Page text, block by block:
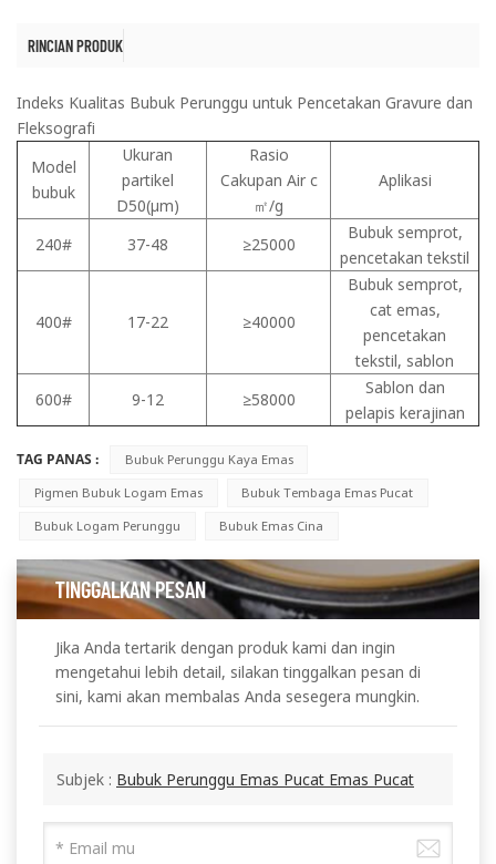
RINCIAN PRODUK
Indeks Kualitas Bubuk Perunggu untuk Pencetakan Gravure dan
Fleksografi
Model
bubuk
Ukuran
partikel
D50(μm)
Rasio
Cakupan Air c
㎡/g
Aplikasi
240# 37-48 ≥25000
Bubuk semprot,
pencetakan tekstil
400# 17-22 ≥40000
Bubuk semprot,
cat emas,
pencetakan
tekstil, sablon
600#
9-12 ≥58000
Sablon dan
pelapis kerajinan
TAG PANAS :
Bubuk Perunggu Kaya Emas
Pigmen Bubuk Logam Emas
Bubuk Tembaga Emas Pucat
Bubuk Logam Perunggu
Bubuk Emas Cina
TINGGALKAN PESAN
Jika Anda tertarik dengan produk kami dan ingin
mengetahui lebih detail, silakan tinggalkan pesan di
sini, kami akan membalas Anda sesegera mungkin.
Subjek : Bubuk Perunggu Emas Pucat Emas Pucat